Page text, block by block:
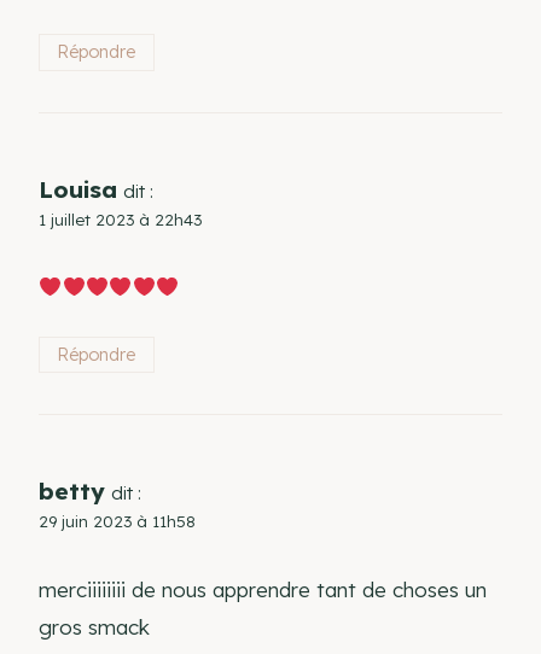
Répondre
Louisa dit :
1 juillet 2023 à 22h43
Répondre
betty dit :
29 juin 2023 à 11h58
merciiiiiiii de nous apprendre tant de choses un
gros smack